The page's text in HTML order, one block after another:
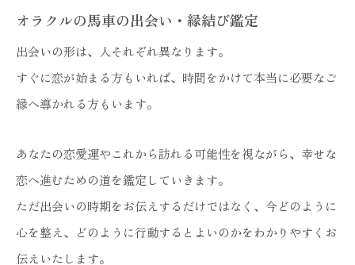
オラクルの馬車の出会い・縁結び鑑定
出会いの形は、人それぞれ異なります。
すぐに恋が始まる方もいれば、時間をかけて本当に必要なご
縁へ導かれる方もいます。
あなたの恋愛運やこれから訪れる可能性を視ながら、幸せな
恋へ進むための道を鑑定していきます。
ただ出会いの時期をお伝えするだけではなく、今どのように
心を整え、どのように行動するとよいのかをわかりやすくお
伝えいたします。